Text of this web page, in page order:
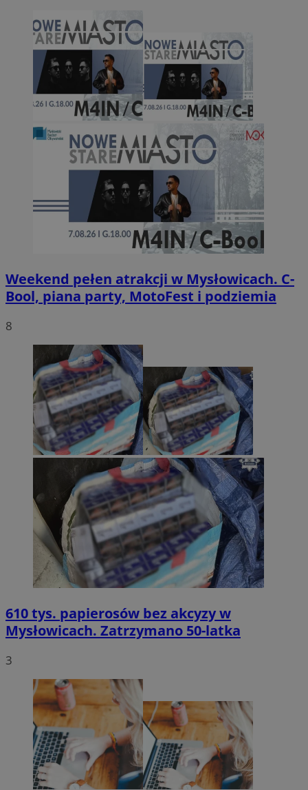
Weekend pełen atrakcji w Mysłowicach. C-
Bool, piana party, MotoFest i podziemia
8
610 tys. papierosów bez akcyzy w
Mysłowicach. Zatrzymano 50-latka
3